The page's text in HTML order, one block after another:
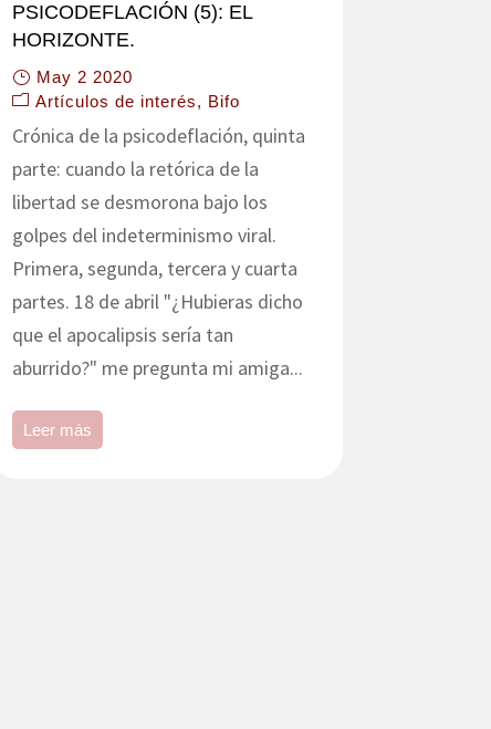
PSICODEFLACIÓN (5): EL
HORIZONTE.
May 2 2020
Artículos de interés
Bifo
Crónica de la psicodeflación, quinta
parte: cuando la retórica de la
libertad se desmorona bajo los
golpes del indeterminismo viral.
Primera, segunda, tercera y cuarta
partes. 18 de abril "¿Hubieras dicho
que el apocalipsis sería tan
aburrido?" me pregunta mi amiga...
Leer más